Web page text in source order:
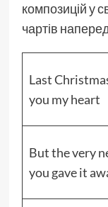
композицій у
чартів
Last
you my heart
But the very
you gave it